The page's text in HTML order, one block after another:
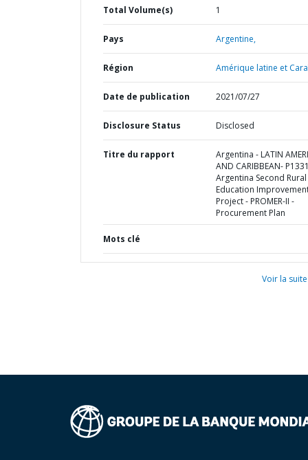
Total Volume(s) 1
Pays Argentine,
Région Amérique latine et
Date de publication 2021/07/27
Disclosure Status Disclosed
Titre du rapport
Argentina - LATIN
AND CARIBBEAN-
Argentina Second Rural
Education
Project - PROMER-II -
Procurement Plan
Mots clé
Voir la suite